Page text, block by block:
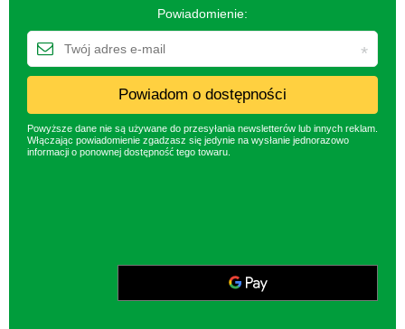
Powiadomienie:
Powiadom o dostępności
Powyższe dane nie są używane do przesyłania newsletterów lub innych reklam.
Włączając powiadomienie zgadzasz się jedynie na wysłanie jednorazowo
informacji o ponownej dostępność tego towaru.